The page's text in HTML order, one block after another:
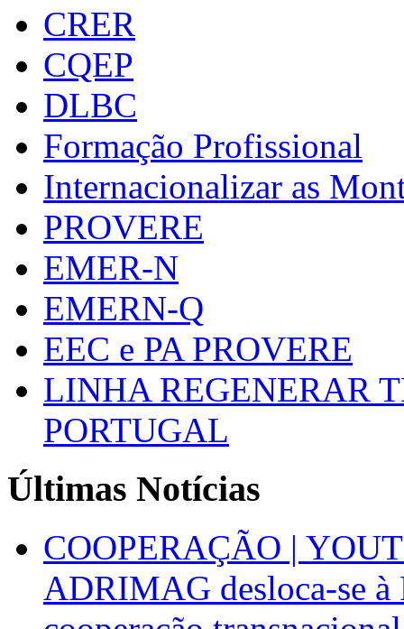
CRER
CQEP
DLBC
Formação Profissional
Internacionalizar as
PROVERE
EMER-N
EMERN-Q
EEC e PA PROVERE
LINHA REGENERAR
PORTUGAL
Últimas Notícias
COOPERAÇÃO |
ADRIMAG desloca-se